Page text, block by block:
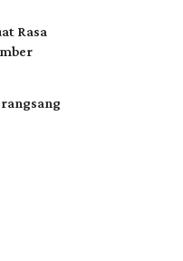
Rasa